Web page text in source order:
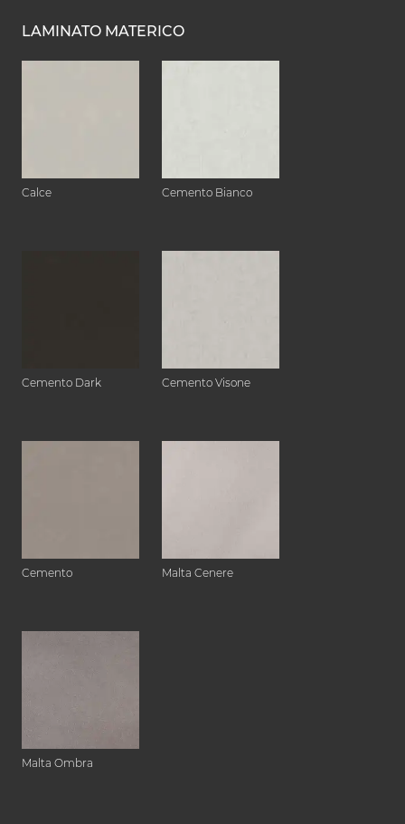
LAMINATO MATERICO
Calce Cemento Bianco
Cemento Dark Cemento Visone
Cemento Malta Cenere
Malta Ombra